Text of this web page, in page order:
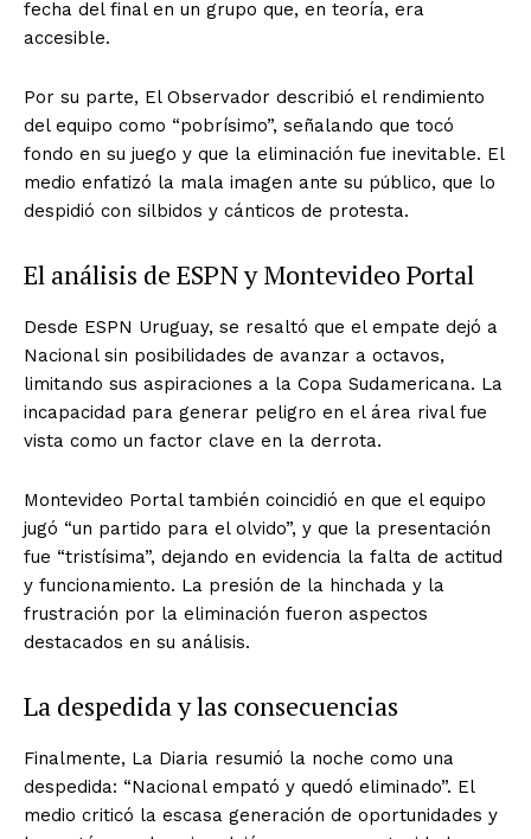
fecha del final en un grupo que, en teoría, era
accesible.
Por su parte, El Observador describió el rendimiento
del equipo como “pobrísimo”, señalando que tocó
fondo en su juego y que la eliminación fue inevitable. El
medio enfatizó la mala imagen ante su público, que lo
despidió con silbidos y cánticos de protesta.
El análisis de ESPN y Montevideo Portal
Desde ESPN Uruguay, se resaltó que el empate dejó a
Nacional sin posibilidades de avanzar a octavos,
limitando sus aspiraciones a la Copa Sudamericana. La
incapacidad para generar peligro en el área rival fue
vista como un factor clave en la derrota.
Montevideo Portal también coincidió en que el equipo
jugó “un partido para el olvido”, y que la presentación
fue “tristísima”, dejando en evidencia la falta de actitud
y funcionamiento. La presión de la hinchada y la
frustración por la eliminación fueron aspectos
destacados en su análisis.
La despedida y las consecuencias
Finalmente, La Diaria resumió la noche como una
despedida: “Nacional empató y quedó eliminado”. El
medio criticó la escasa generación de oportunidades y